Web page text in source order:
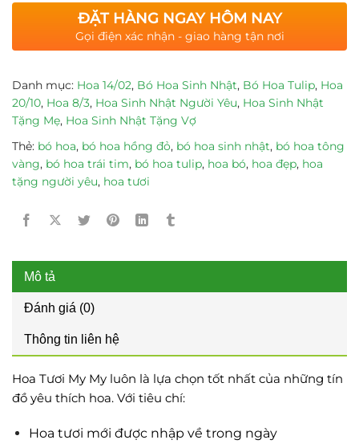
ĐẶT HÀNG NGAY HÔM NAY
Gọi điện xác nhận - giao hàng tận nơi
Danh mục: Hoa 14/02, Bó Hoa Sinh Nhật, Bó Hoa Tulip, Hoa
20/10, Hoa 8/3, Hoa Sinh Nhật Người Yêu, Hoa Sinh Nhật
Tặng Mẹ, Hoa Sinh Nhật Tặng Vợ
Thẻ: bó hoa, bó hoa hồng đỏ, bó hoa sinh nhật, bó hoa tông
vàng, bó hoa trái tim, bó hoa tulip, hoa bó, hoa đẹp, hoa
tặng người yêu, hoa tươi
Mô tả
Đánh giá (0)
Thông tin liên hệ
Hoa Tươi My My luôn là lựa chọn tốt nhất của những tín
đồ yêu thích hoa. Với tiêu chí:
Hoa tươi mới được nhập về trong ngày